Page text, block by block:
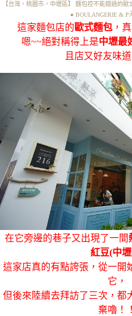
【台灣，桃園市，中壢區】 麵包控不能錯過的
● BOULANGERIE &
這家麵包店的 歐式麵包 ，
嗯~~絕對稱得上是中壢最
且店又好友味道
在它旁邊的巷子又出現了一間
紅豆(中
這家店真的有點誇張，從一開
它，
但後來陸續去拜訪了三次，都
棄嚕！！